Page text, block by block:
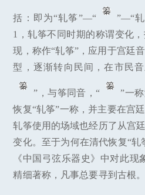
括：即为“轧筝”—“
”—“
1，轧筝不同时期的称谓变化
现，称作“轧筝”，应用于宫廷
型，逐渐转向民间，在市民
”，与筝同音，“
”一
恢复“轧筝”一称，并主要在宫
轧筝使用的场域也经历了从宫
变化。至于为何在清代恢复“
《中国弓弦乐器史》中对此现
精细著称，凡事总要寻到古根